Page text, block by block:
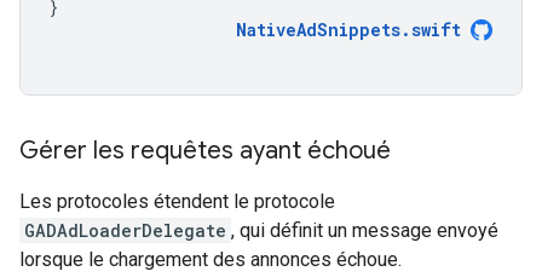
}
NativeAdSnippets.swift
Gérer les requêtes ayant échoué
Les protocoles étendent le protocole
GADAdLoaderDelegate , qui définit un message envoyé
lorsque le chargement des annonces échoue.